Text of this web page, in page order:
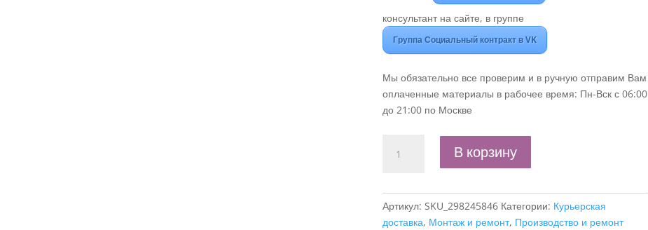
консультант на сайте, в группе
Группа Социальный контракт в VK
Мы обязательно все проверим и в ручную отправим Вам
оплаченные материалы в рабочее время: Пн-Вск с 06:00
до 21:00 по Москве
товара
план
"Оказание
услуг
В корзину
Артикул: SKU_298245846 Категории: Курьерская
доставка, Монтаж и ремонт, Производство и ремонт